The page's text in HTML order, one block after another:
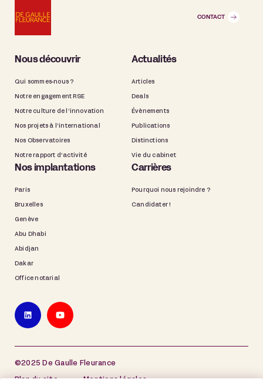
CONTACT
Nous découvrir
Qui sommes-nous ?
Notre engagement RSE
Notre culture de l’innovation
Nos projets à l’international
Nos Observatoires
Notre rapport d’activité
Actualités
Articles
Deals
Évènements
Publications
Distinctions
Vie du cabinet
Nos implantations
Paris
Bruxelles
Genève
Abu Dhabi
Abidjan
Dakar
Office notarial
Carrières
Pourquoi nous rejoindre ?
Candidater !
©2025 De Gaulle Fleurance
Plan du site Mentions légales